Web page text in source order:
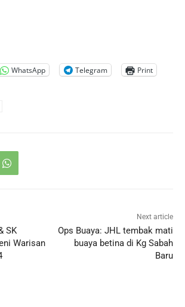
WhatsApp Telegram Print
SK
Warisan
Next article
Ops Buaya: JHL tembak mati
buaya betina di Kg Sabah
Baru